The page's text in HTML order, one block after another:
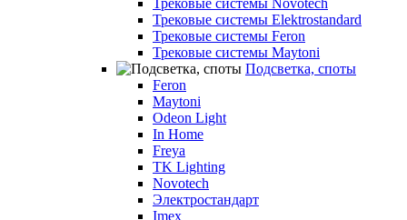
Трековые системы Novotech
Трековые системы Elektrostandard
Трековые системы Feron
Трековые системы Maytoni
Подсветка, споты
Feron
Maytoni
Odeon Light
In Home
Freya
TK Lighting
Novotech
Электростандарт
Imex